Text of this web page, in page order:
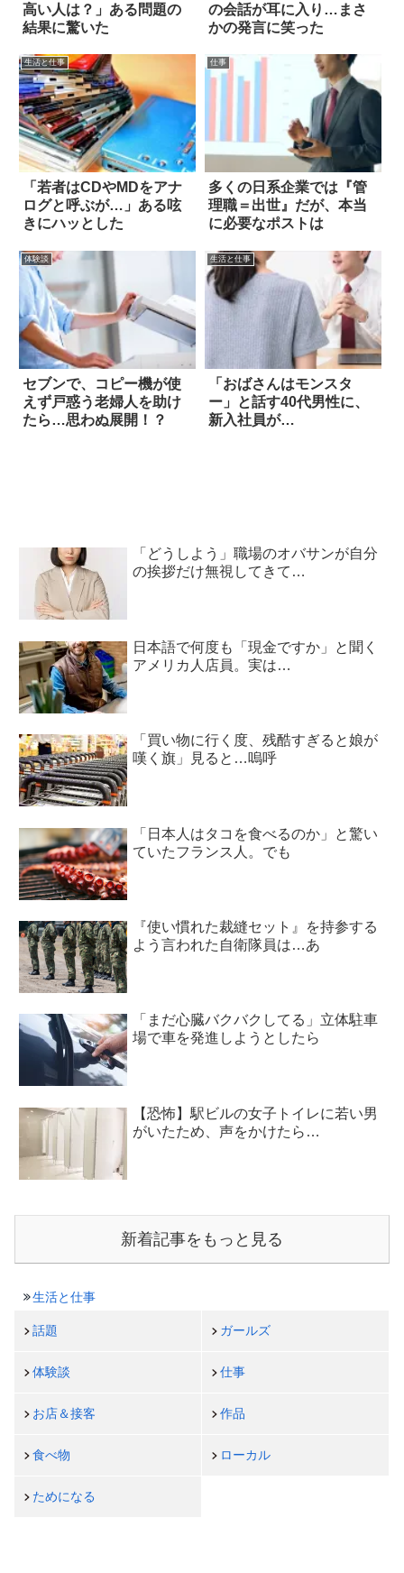
高い人は？」ある問題の
結果に驚いた
の会話が耳に入り…まさ
かの発言に笑った
生活と仕事
「若者はCDやMDをアナ
ログと呼ぶが…」ある呟
きにハッとした
仕事
多くの日系企業では『管
理職＝出世』だが、本当
に必要なポストは
体験談
セブンで、コピー機が使
えず戸惑う老婦人を助け
たら…思わぬ展開！？
生活と仕事
「おばさんはモンスタ
ー」と話す40代男性に、
新入社員が…
「どうしよう」職場のオバサンが自分
の挨拶だけ無視してきて…
日本語で何度も「現金ですか」と聞く
アメリカ人店員。実は…
「買い物に行く度、残酷すぎると娘が
嘆く旗」見ると…嗚呼
「日本人はタコを食べるのか」と驚い
ていたフランス人。でも
『使い慣れた裁縫セット』を持参する
よう言われた自衛隊員は…あ
「まだ心臓バクバクしてる」立体駐車
場で車を発進しようとしたら
【恐怖】駅ビルの女子トイレに若い男
がいたため、声をかけたら…
新着記事をもっと見る
生活と仕事
話題 ガールズ
体験談 仕事
お店＆接客 作品
食べ物 ローカル
ためになる